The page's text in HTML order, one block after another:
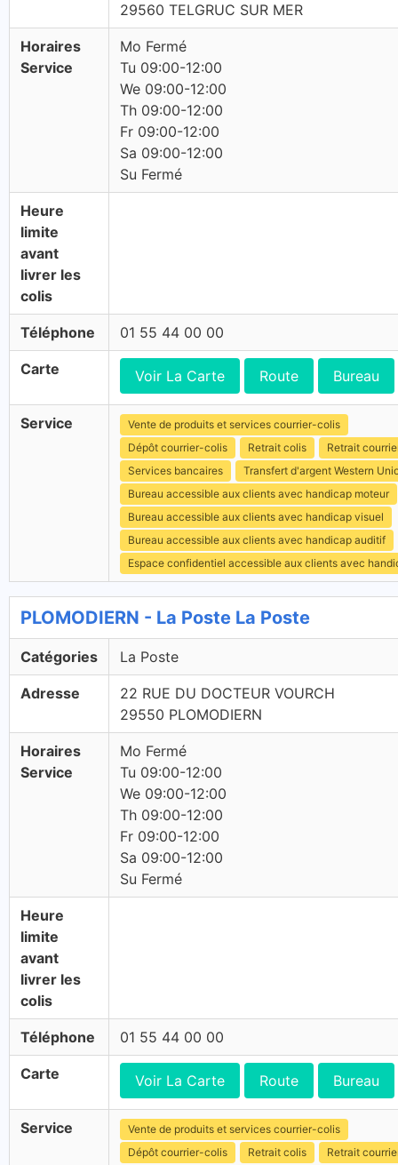
29560 TELGRUC SUR MER
Horaires
Service
Mo Fermé
Tu 09:00-12:00
We 09:00-12:00
Th 09:00-12:00
Fr 09:00-12:00
Sa 09:00-12:00
Su Fermé
Heure
limite
avant
livrer les
colis
Téléphone 01 55 44 00 00
Carte Voir La Carte Route Bureau
Service
Vente de produits et services courrier-colis
Dépôt courrier-colis
Retrait colis
Retrait
Services bancaires
Transfert d'argent Western
Bureau accessible aux clients avec handicap moteur
Bureau accessible aux clients avec handicap visuel
Bureau accessible aux clients avec handicap auditif
Espace confidentiel accessible aux clients avec
PLOMODIERN - La Poste La Poste
Catégories La Poste
Adresse
22 RUE DU DOCTEUR VOURCH
29550 PLOMODIERN
Horaires
Service
Mo Fermé
Tu 09:00-12:00
We 09:00-12:00
Th 09:00-12:00
Fr 09:00-12:00
Sa 09:00-12:00
Su Fermé
Heure
limite
avant
livrer les
colis
Téléphone 01 55 44 00 00
Carte Voir La Carte Route Bureau
Service
Vente de produits et services courrier-colis
Dépôt courrier-colis
Retrait colis
Retrait